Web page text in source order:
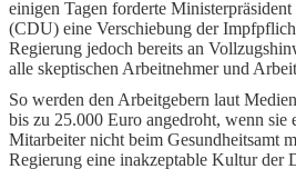
einigen Tagen forderte
(CDU) eine Verschiebung der
Regierung jedoch bereits an
alle skeptischen Arbeitnehmer und
So werden den Arbeitgebern laut
bis zu 25.000 Euro angedroht, wenn sie
Mitarbeiter nicht beim Gesundheitsamt
Regierung eine inakzeptable Kultur der